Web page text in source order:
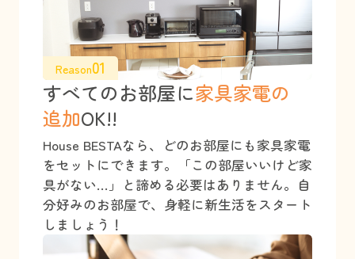
Reason01
すべてのお部屋に家具家電の
追加OK!!
House BESTAなら、どのお部屋にも家具家電
をセットにできます。「この部屋いいけど家
具がない…」と諦める必要はありません。自
分好みのお部屋で、身軽に新生活をスタート
しましょう！